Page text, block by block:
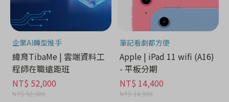
企業AI轉型推手
緯育TibaMe | 雲端資料工
程師在職遠距班
NT$ 52,000
NT$ 52,000
筆記看劇都方便
Apple | iPad 11 wifi (A16)
- 平板分期
NT$ 14,400
NT$ 14,900